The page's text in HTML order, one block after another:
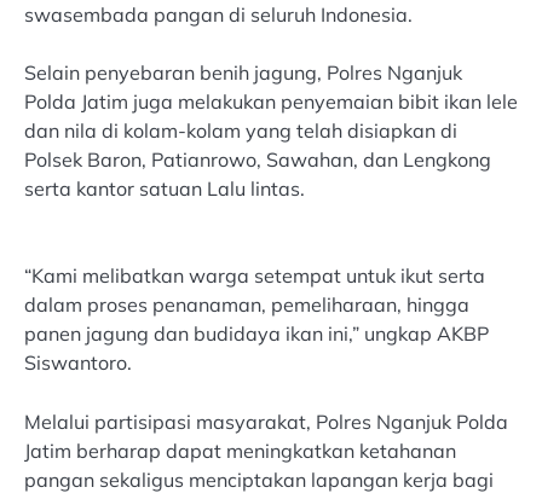
swasembada pangan di seluruh Indonesia.
Selain penyebaran benih jagung, Polres Nganjuk
Polda Jatim juga melakukan penyemaian bibit ikan lele
dan nila di kolam-kolam yang telah disiapkan di
Polsek Baron, Patianrowo, Sawahan, dan Lengkong
serta kantor satuan Lalu lintas.
“Kami melibatkan warga setempat untuk ikut serta
dalam proses penanaman, pemeliharaan, hingga
panen jagung dan budidaya ikan ini,” ungkap AKBP
Siswantoro.
Melalui partisipasi masyarakat, Polres Nganjuk Polda
Jatim berharap dapat meningkatkan ketahanan
pangan sekaligus menciptakan lapangan kerja bagi